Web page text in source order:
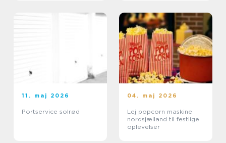
11. maj 2026
Portservice solrød
04. maj 2026
Lej popcorn maskine
nordsjælland til festlige
oplevelser